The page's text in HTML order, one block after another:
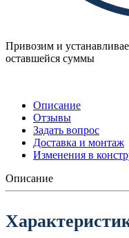
Привозим и
оставшейся суммы
Описание
Отзывы
Задать вопрос
Доставка и монтаж
Изменения в
Описание